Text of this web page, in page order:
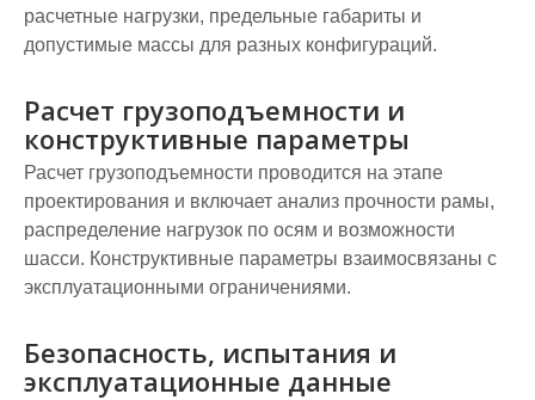
расчетные нагрузки, предельные габариты и
допустимые массы для разных конфигураций.
Расчет грузоподъемности и
конструктивные параметры
Расчет грузоподъемности проводится на этапе
проектирования и включает анализ прочности рамы,
распределение нагрузок по осям и возможности
шасси. Конструктивные параметры взаимосвязаны с
эксплуатационными ограничениями.
Безопасность, испытания и
эксплуатационные данные